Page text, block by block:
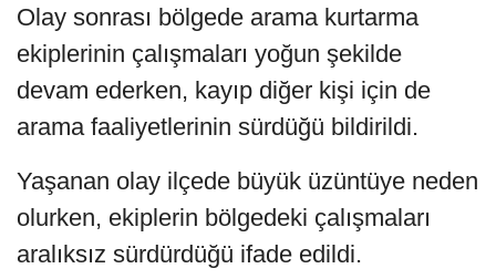
Olay sonrası bölgede arama kurtarma
ekiplerinin çalışmaları yoğun şekilde
devam ederken, kayıp diğer kişi için de
arama faaliyetlerinin sürdüğü bildirildi.
Yaşanan olay ilçede büyük üzüntüye neden
olurken, ekiplerin bölgedeki çalışmaları
aralıksız sürdürdüğü ifade edildi.